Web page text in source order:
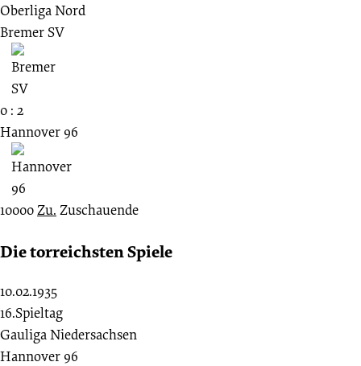
Oberliga Nord
Bremer SV
0 : 2
Hannover 96
10000Zu. Zuschauende
Die torreichsten Spiele
10.02.1935
16.Spieltag
Gauliga Niedersachsen
Hannover 96